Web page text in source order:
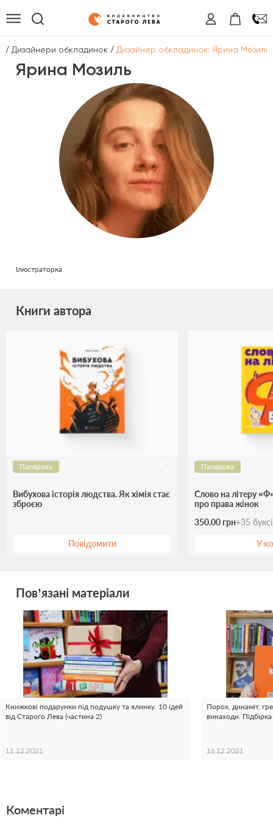
/ Дизайнери обкладинок / Дизайнер обкладинок: Ярина Мозиль
Ярина Мозиль
Ілюстраторка
Книги автора
Паперова
Вибухова історія людства. Як хімія стає
зброєю
Повідомити
Паперова
Слово на літеру
про права жінок
350.00 грн+35
У
Пов’язані матеріали
Книжкові подарунки під подушку та ялинку. 10 ідей
від Старого Лева (частина 2)
11.12.2021
Порох, динаміт,
винаходи.
16.12.2021
Коментарі